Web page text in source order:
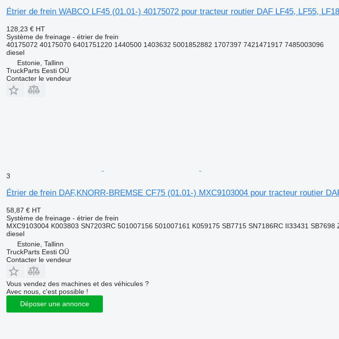
Étrier de frein WABCO LF45 (01.01-) 40175072 pour tracteur routier DAF LF45, LF55,
128,23 € HT
Système de freinage - étrier de frein
40175072 40175070 6401751220 1440500 1403632 5001852882 1707397 7421471917 7485003096
diesel
Estonie, Tallinn
TruckParts Eesti OÜ
Contacter le vendeur
3
Étrier de frein DAF,KNORR-BREMSE CF75 (01.01-) MXC9103004 pour tracteur routier
58,87 € HT
Système de freinage - étrier de frein
MXC9103004 K003803 SN7203RC 501007156 501007161 K059175 SB7715 SN7186RC II33431 SB7698
diesel
Estonie, Tallinn
TruckParts Eesti OÜ
Contacter le vendeur
Vous vendez des machines et des véhicules ?
Avec nous, c'est possible !
Déposer une annonce